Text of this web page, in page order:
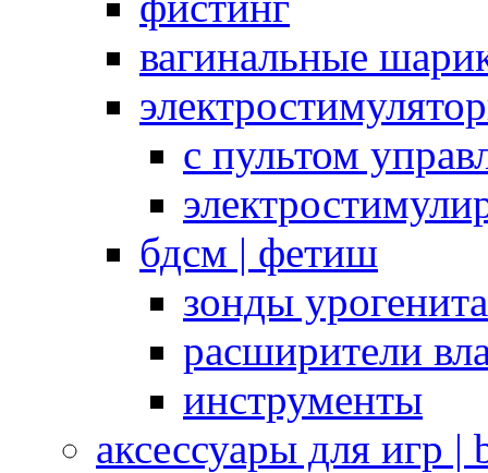
вагинальные
с пультом
бдсм | фетиш
зонды
расширители
инструменты
аксессуары для игр |